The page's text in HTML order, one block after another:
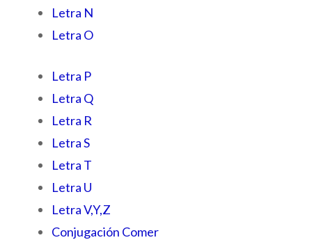
Letra N
Letra O
Letra P
Letra Q
Letra R
Letra S
Letra T
Letra U
Letra V,Y,Z
Conjugación Comer